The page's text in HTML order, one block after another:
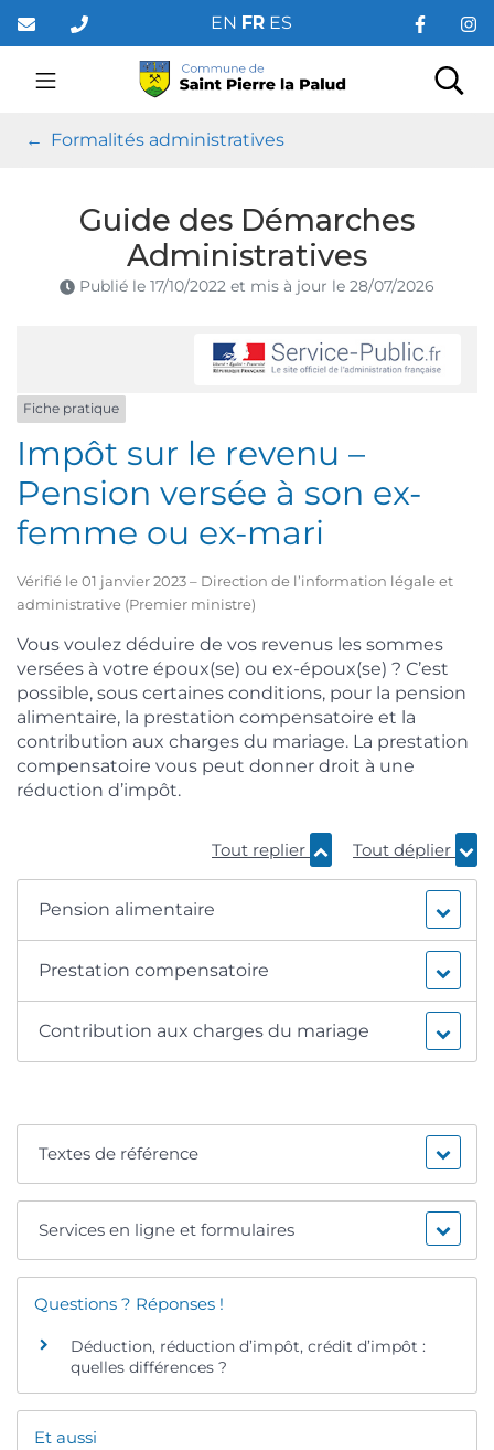
Aller
au
contenu
EN FR ES
Saint Pierre la Palud
Formalités administratives
Guide des Démarches
Administratives
Publié le 17/10/2022 et mis à jour le 28/07/2026
Fiche pratique
Impôt sur le revenu –
Pension versée à son ex-
femme ou ex-mari
Vérifié le 01 janvier 2023 – Direction de l’information légale et
administrative (Premier ministre)
Vous voulez déduire de vos revenus les sommes
versées à votre époux(se) ou ex-époux(se) ? C’est
possible, sous certaines conditions, pour la pension
alimentaire, la prestation compensatoire et la
contribution aux charges du mariage. La prestation
compensatoire vous peut donner droit à une
réduction d’impôt.
Tout replier Tout déplier
Pension alimentaire
Prestation compensatoire
Contribution aux charges du mariage
Textes de référence
Services en ligne et formulaires
Questions ? Réponses !
Déduction, réduction d’impôt, crédit d’impôt :
quelles différences ?
Et aussi